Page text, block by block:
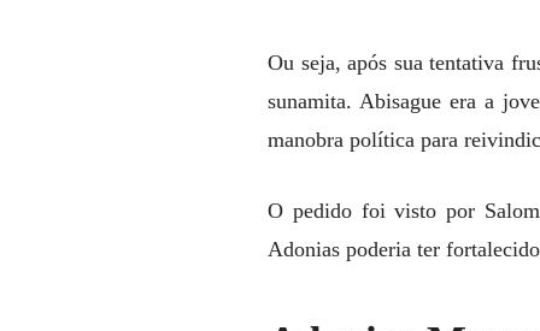
Ou seja, após sua tentativa
sunamita. Abisague era a
manobra política para
O pedido foi visto por
Adonias poderia ter